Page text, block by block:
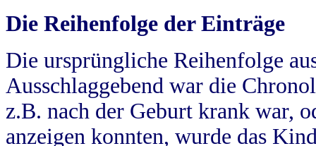
Die Reihenfolge der Einträge
Die ursprüngliche Reihenfolge
Ausschlaggebend war die
z.B. nach der Geburt krank war,
anzeigen konnten, wurde das